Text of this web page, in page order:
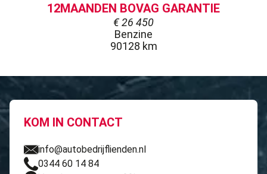
12MAANDEN BOVAG GARANTIE
€26 450
Benzine
90128 km
KOM IN CONTACT
info@autobedrijflienden.nl
0344 60 14 84